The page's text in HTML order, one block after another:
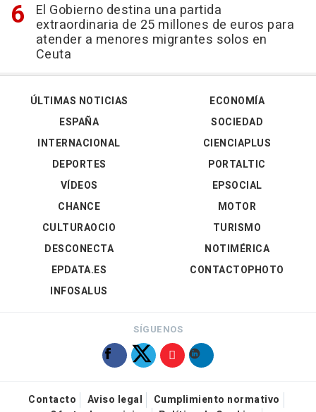
El Gobierno destina una partida
extraordinaria de 25 millones de euros para
atender a menores migrantes solos en
Ceuta
ÚLTIMAS NOTICIAS
ESPAÑA
INTERNACIONAL
DEPORTES
VÍDEOS
ECONOMÍA
SOCIEDAD
CIENCIAPLUS
PORTALTIC
EPSOCIAL
CHANCE
CULTURAOCIO
DESCONECTA
EPDATA.ES
INFOSALUS
MOTOR
TURISMO
NOTIMÉRICA
CONTACTOPHOTO
SÍGUENOS
Contacto Aviso legal
Cumplimiento normativo